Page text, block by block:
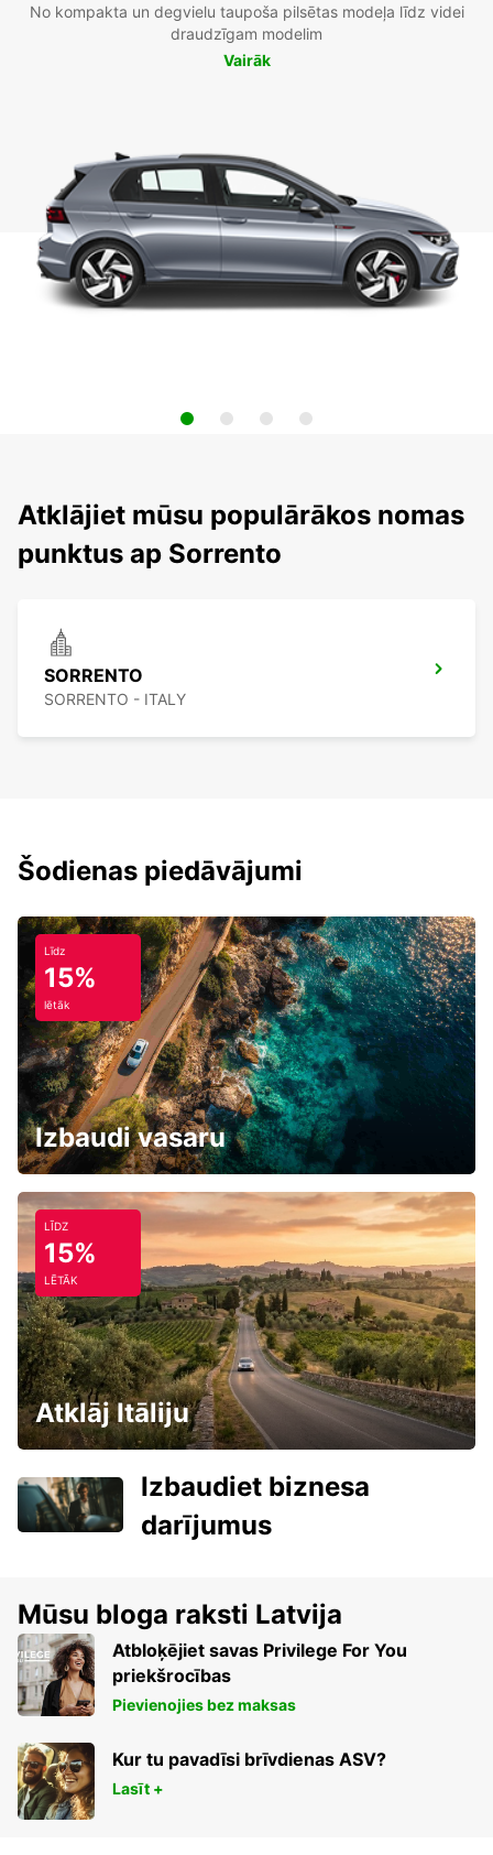
No kompakta un degvielu taupoša pilsētas modeļa līdz videi
draudzīgam modelim
Vairāk
Atklājiet mūsu populārākos nomas
punktus ap Sorrento
SORRENTO
SORRENTO - ITALY
Šodienas piedāvājumi
Līdz
15%
lētāk
Izbaudi vasaru
LĪDZ
15%
LĒTĀK
Atklāj Itāliju
Izbaudiet biznesa
darījumus
Mūsu bloga raksti Latvija
Atbloķējiet savas Privilege For You
priekšrocības
Pievienojies bez maksas
Kur tu pavadīsi brīvdienas ASV?
Lasīt +